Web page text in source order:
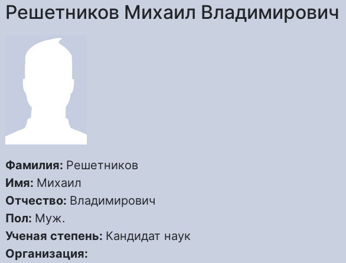
Решетников Михаил Владимирович
Фамилия: Решетников
Имя: Михаил
Отчество: Владимирович
Пол: Муж.
Ученая степень: Кандидат наук
Организация: